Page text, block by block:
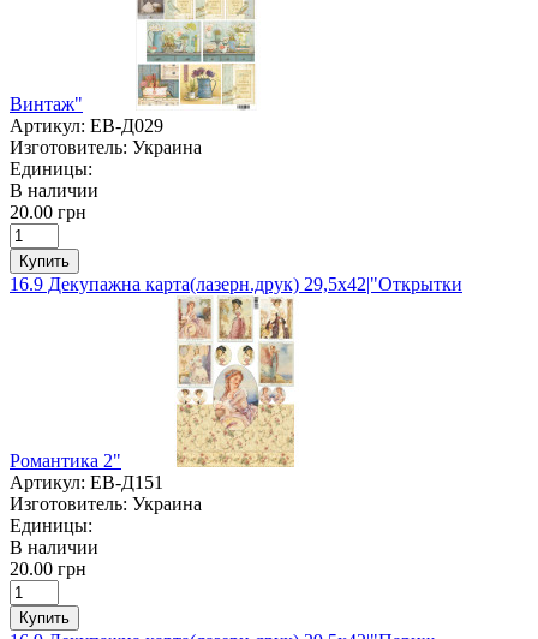
Винтаж"
Артикул: ЕВ-Д029
Изготовитель: Украина
Единицы:
В наличии
20.00 грн
Купить
16.9 Декупажна карта(лазерн.друк) 29,5х42|"Открытки
Романтика 2"
Артикул: ЕВ-Д151
Изготовитель: Украина
Единицы:
В наличии
20.00 грн
Купить